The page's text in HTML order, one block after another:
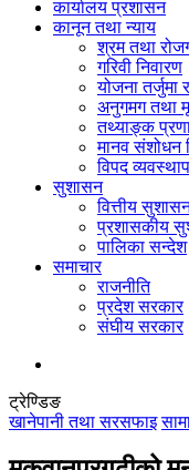
कार्यालय प्रशासन
कानून तथा न्याय
श्रम तथा
गरिवी निवारण
योजना तर्जुमा
अनुगमग तथा
तथ्याङ्क
मानव संशोधन
विपद
सुशासन
वित्तीय
प्रशासकीय
पालिका सन्देश
समाचार
राजनीति
प्रदेश सरकार
संघीय सरकार
ट्रेण्डिङ
खानेपानी तथा सरसफाइ